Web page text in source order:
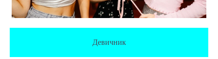
Девичник